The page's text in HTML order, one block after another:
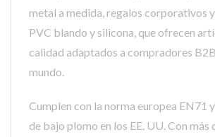
metal a medida, regalos corporativos
PVC blando y silicona, que ofrecen
calidad adaptados a compradores
mundo.
Cumplen con la norma europea EN71
de bajo plomo en los EE. UU. Con más